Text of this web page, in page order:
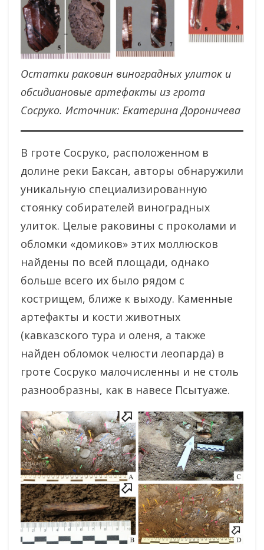
Остатки раковин виноградных улиток и
обсидиановые артефакты из грота
Сосруко. Источник: Екатерина Дороничева
В гроте Сосруко, расположенном в
долине реки Баксан, авторы обнаружили
уникальную специализированную
стоянку собирателей виноградных
улиток. Целые раковины с проколами и
обломки «домиков» этих моллюсков
найдены по всей площади, однако
больше всего их было рядом с
кострищем, ближе к выходу. Каменные
артефакты и кости животных
(кавказского тура и оленя, а также
найден обломок челюсти леопарда) в
гроте Сосруко малочисленны и не столь
разнообразны, как в навесе Псытуаже.